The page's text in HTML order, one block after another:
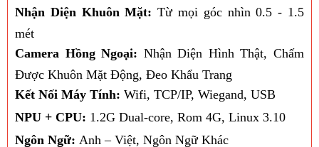
Nhận Diện Khuôn Mặt: Từ mọi góc nhìn 0.5 - 1.5
mét
Camera Hồng Ngoại: Nhận Diện Hình Thật, Chấm
Được Khuôn Mặt Động, Đeo Khẩu Trang
Kết Nối Máy Tính: Wifi, TCP/IP, Wiegand, USB
NPU + CPU: 1.2G Dual-core, Rom 4G, Linux 3.10
Ngôn Ngữ: Anh – Việt, Ngôn Ngữ Khác